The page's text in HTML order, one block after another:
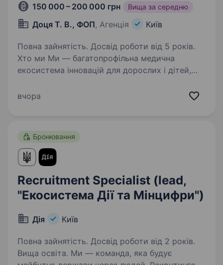
150 000 – 200 000 грн Вища за середню
Доця Т. В., ФОП, Агенція Київ
Повна зайнятість. Досвід роботи від 5 років.
Хто ми Ми — багатопрофільна медична
екосистема інновацій для дорослих і дітей,
співробітників 80+ медичних напрямків
вчора
Бронювання
Recruitment Specialist (lead,
"Екосистема Дії та Мінцифри")
Дія Київ
Повна зайнятість. Досвід роботи від 2 років.
Вища освіта. Ми — команда, яка будує